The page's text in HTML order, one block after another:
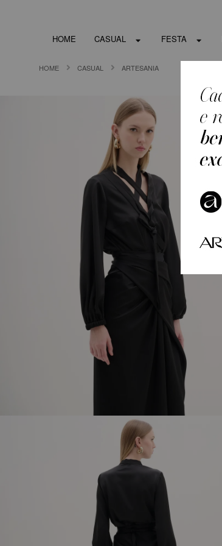
HOME CASUAL FESTA
HOME CASUAL ARTESANIA